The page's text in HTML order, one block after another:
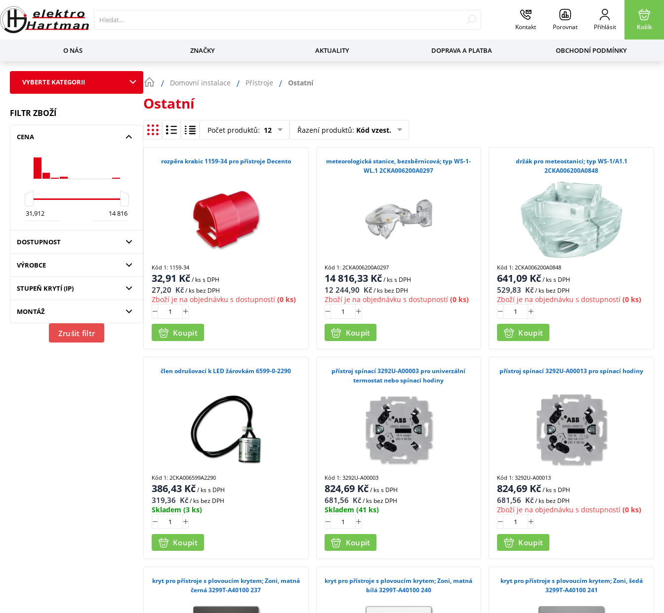
Kontakt Porovnat Přihlásit Košík
O NÁS ZNAČKY AKTUALITY DOPRAVA A PLATBA OBCHODNÍ PODMÍNKY
VYBERTE KATEGORII
FILTR ZBOŽÍ
CENA
DOSTUPNOST
VÝROBCE
STUPEŇ KRYTÍ (IP)
MONTÁŽ
Zrušit filtr
Domovní instalace Přístroje Ostatní
Ostatní
Počet produktů: 12 Řazení produktů: Kód vzest.
rozpěra krabic 1159-34 pro přístroje Decento
32,91 Kč/ kss DPH
27,20 Kč/ ks bez DPH
Zboží je na objednávku s dostupností (0 ks)
Koupit
Kód 1: 1159-34
meteorologická stanice, bezsběrnicová; typ WS-1-
WL.1 2CKA006200A0297
14 816,33Kč/ kss DPH
12 244,90 Kč/ ks bez DPH
Zboží je na objednávku s dostupností(0 ks)
Koupit
Kód 1: 2CKA006200A0297
držák pro meteostanici; typ WS-1/A1.1
2CKA006200A0848
641,09 Kč/ kss DPH
529,83 Kč/ ks bez DPH
Zboží je na objednávku s dostupností (0 ks)
Koupit
Kód 1: 2CKA006200A0848
člen odrušovací k LED žárovkám 6599-0-2290
386,43 Kč/ kss DPH
319,36 Kč/ ks bez DPH
Skladem (3 ks)
Koupit
Kód 1: 2CKA006599A2290
přístroj spínací 3292U-A00003 pro univerzální
termostat nebo spínací hodiny
824,69Kč/ kss DPH
681,56 Kč/ ks bez DPH
Skladem (41 ks)
Koupit
Kód 1: 3292U-A00003
přístroj spínací 3292U-A00013 pro spínací hodiny
824,69 Kč/ kss DPH
681,56 Kč/ ks bez DPH
Zboží je na objednávku s dostupností (0 ks)
Koupit
Kód 1: 3292U-A00013
kryt pro přístroje s plovoucím krytem; Zoni, matná
černá 3299T-A40100 237
kryt pro přístroje s plovoucím krytem; Zoni, matná
bílá 3299T-A40100 240
kryt pro přístroje s plovoucím krytem; Zoni, šedá
3299T-A40100 241